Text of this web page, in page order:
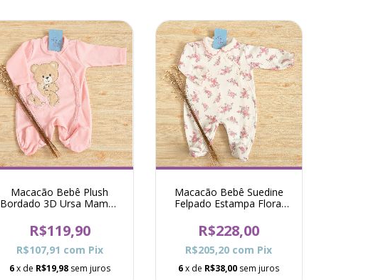
Macacão Bebê Plush
Bordado 3D Ursa Mamãe
R$119,90
R$107,91 com Pix
6x de R$19,98 sem juros
Macacão Bebê Suedine
Felpado Estampa Floral
R$228,00
R$205,20 com Pix
6x de R$38,00 sem juros